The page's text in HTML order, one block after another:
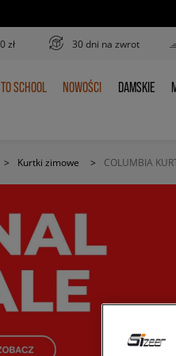
zł 30 dni na zwrot
SCHOOL NOWOŚCI
NOWOŚCI DAMSKIE
DAMSKIE
> Kurtki zimowe > COLUMBIA